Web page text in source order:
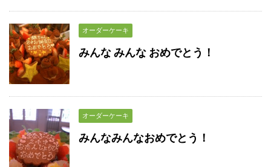
オーダーケーキ
みんな みんな おめでとう！
オーダーケーキ
みんなみんなおめでとう！